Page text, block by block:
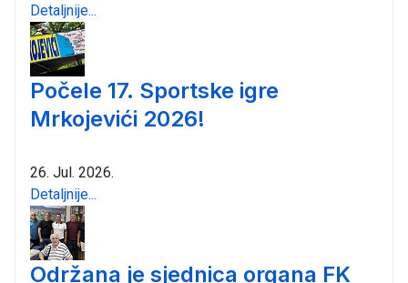
Detaljnije...
Počele 17. Sportske igre
Mrkojevići 2026!
26. Jul. 2026.
Detaljnije...
Održana je sjednica organa FK